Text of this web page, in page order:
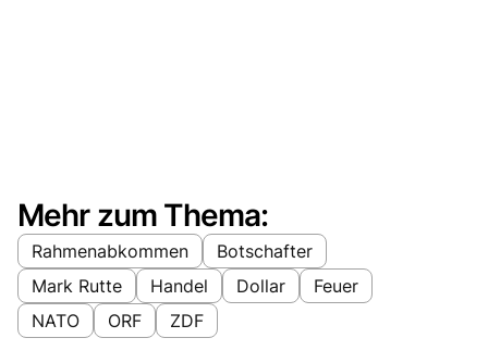
Mehr zum Thema:
Rahmenabkommen
Botschafter
Mark Rutte
Handel Dollar
Feuer
NATO
ORF ZDF